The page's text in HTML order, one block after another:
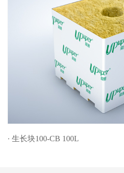
· 生长块100-CB 100L